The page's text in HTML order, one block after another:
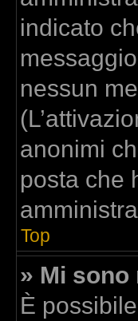
indicato
nessun
anonimi
posta che
Top
» Mi
È